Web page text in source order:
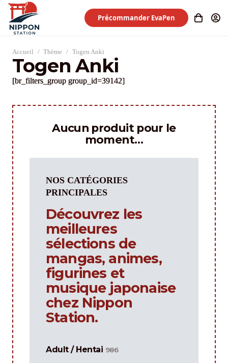
Précommander EvaPen
Accueil / Thème / Togen Anki
Togen Anki
[br_filters_group group_id=39142]
Aucun produit pour le
moment…
NOS CATÉGORIES
PRINCIPALES
Découvrez les
meilleures
sélections de
mangas, animes,
figurines et
musique japonaise
chez Nippon
Station.
Adult / Hentai 986